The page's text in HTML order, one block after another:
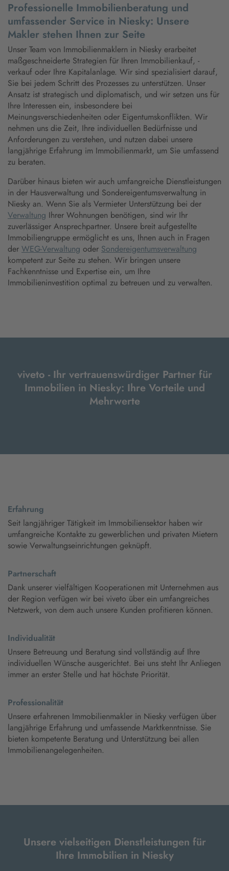
Professionelle Immobilienberatung und
umfassender Service in Niesky: Unsere
Makler stehen Ihnen zur Seite
Unser Team von Immobilienmaklern in Niesky erarbeitet
maßgeschneiderte Strategien für Ihren Immobilienkauf, -
verkauf oder Ihre Kapitalanlage. Wir sind spezialisiert darauf,
Sie bei jedem Schritt des Prozesses zu unterstützen. Unser
Ansatz ist strategisch und diplomatisch, und wir setzen uns für
Ihre Interessen ein, insbesondere bei
Meinungsverschiedenheiten oder Eigentumskonflikten. Wir
nehmen uns die Zeit, Ihre individuellen Bedürfnisse und
Anforderungen zu verstehen, und nutzen dabei unsere
langjährige Erfahrung im Immobilienmarkt, um Sie umfassend
zu beraten.
Darüber hinaus bieten wir auch umfangreiche Dienstleistungen
in der Hausverwaltung und Sondereigentumsverwaltung in
Niesky an. Wenn Sie als Vermieter Unterstützung bei der
Verwaltung Ihrer Wohnungen benötigen, sind wir Ihr
zuverlässiger Ansprechpartner. Unsere breit aufgestellte
Immobiliengruppe ermöglicht es uns, Ihnen auch in Fragen
der WEG-Verwaltung oder Sondereigentumsverwaltung
kompetent zur Seite zu stehen. Wir bringen unsere
Fachkenntnisse und Expertise ein, um Ihre
Immobilieninvestition optimal zu betreuen und zu verwalten.
viveto - Ihr vertrauenswürdiger Partner für
Immobilien in Niesky: Ihre Vorteile und
Mehrwerte
Erfahrung
Seit langjähriger Tätigkeit im Immobiliensektor haben wir
umfangreiche Kontakte zu gewerblichen und privaten Mietern
sowie Verwaltungseinrichtungen geknüpft.
Partnerschaft
Dank unserer vielfältigen Kooperationen mit Unternehmen aus
der Region verfügen wir bei viveto über ein umfangreiches
Netzwerk, von dem auch unsere Kunden profitieren können.
Individualität
Unsere Betreuung und Beratung sind vollständig auf Ihre
individuellen Wünsche ausgerichtet. Bei uns steht Ihr Anliegen
immer an erster Stelle und hat höchste Priorität.
Professionalität
Unsere erfahrenen Immobilienmakler in Niesky verfügen über
langjährige Erfahrung und umfassende Marktkenntnisse. Sie
bieten kompetente Beratung und Unterstützung bei allen
Immobilienangelegenheiten.
Unsere vielseitigen Dienstleistungen für
Ihre Immobilien in Niesky